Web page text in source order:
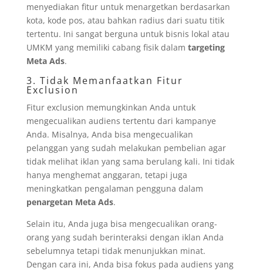
menyediakan fitur untuk menargetkan berdasarkan
kota, kode pos, atau bahkan radius dari suatu titik
tertentu. Ini sangat berguna untuk bisnis lokal atau
UMKM yang memiliki cabang fisik dalam targeting
Meta Ads.
3. Tidak Memanfaatkan Fitur
Exclusion
Fitur exclusion memungkinkan Anda untuk
mengecualikan audiens tertentu dari kampanye
Anda. Misalnya, Anda bisa mengecualikan
pelanggan yang sudah melakukan pembelian agar
tidak melihat iklan yang sama berulang kali. Ini tidak
hanya menghemat anggaran, tetapi juga
meningkatkan pengalaman pengguna dalam
penargetan Meta Ads.
Selain itu, Anda juga bisa mengecualikan orang-
orang yang sudah berinteraksi dengan iklan Anda
sebelumnya tetapi tidak menunjukkan minat.
Dengan cara ini, Anda bisa fokus pada audiens yang